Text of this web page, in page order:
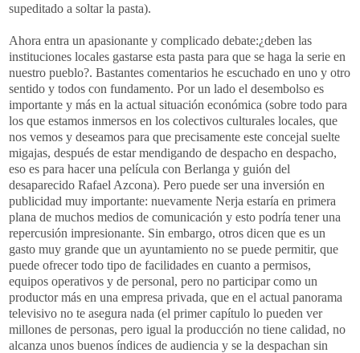
supeditado a soltar la pasta).
Ahora entra un apasionante y complicado debate:¿deben las
instituciones locales gastarse esta pasta para que se haga la serie en
nuestro pueblo?. Bastantes comentarios he escuchado en uno y otro
sentido y todos con fundamento. Por un lado el desembolso es
importante y más en la actual situación económica (sobre todo para
los que estamos inmersos en los colectivos culturales locales, que
nos vemos y deseamos para que precisamente este concejal suelte
migajas, después de estar mendigando de despacho en despacho,
eso es para hacer una película con Berlanga y guión del
desaparecido Rafael Azcona). Pero puede ser una inversión en
publicidad muy importante: nuevamente Nerja estaría en primera
plana de muchos medios de comunicación y esto podría tener una
repercusión impresionante. Sin embargo, otros dicen que es un
gasto muy grande que un ayuntamiento no se puede permitir, que
puede ofrecer todo tipo de facilidades en cuanto a permisos,
equipos operativos y de personal, pero no participar como un
productor más en una empresa privada, que en el actual panorama
televisivo no te asegura nada (el primer capítulo lo pueden ver
millones de personas, pero igual la producción no tiene calidad, no
alcanza unos buenos índices de audiencia y se la despachan sin